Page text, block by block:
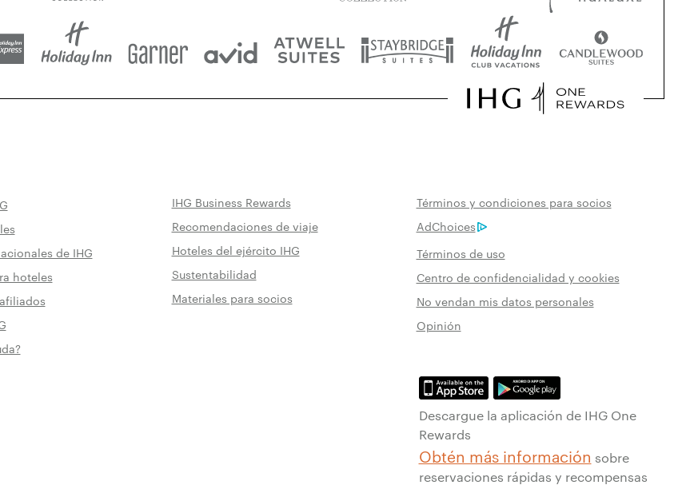
de IHG
hoteles
IHG Business Rewards
Recomendaciones de viaje
Hoteles del ejército IHG
Sustentabilidad
Materiales para socios
Términos y condiciones para socios
AdChoices
Términos de uso
Centro de confidencialidad y cookies
No vendan mis datos personales
Opinión
Descargue la aplicación de IHG One
Rewards
Obtén más información sobre
reservaciones rápidas y recompensas